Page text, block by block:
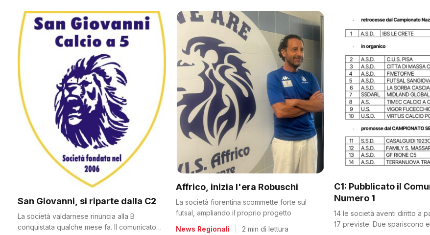
San Giovanni, si riparte dalla C2
La società valdarnese rinuncia alla B
conquistata qualche mese fa. Il comunicato
Affrico, inizia l'era Robuschi
La società fiorentina scommette forte sul
futsal, ampliando il proprio progetto
News Regionali
2 min di lettura
C1: Pubblicato il
Numero 1
14 le società aventi diritto a
17 previste. Due spariscono